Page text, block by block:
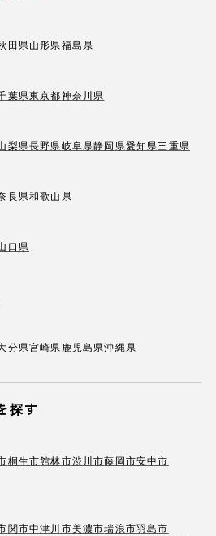
田県山形県福島県
葉県東京都神奈川県
梨県長野県岐阜県静岡県愛知県三重県
良県和歌山県
口県
分県宮崎県 鹿児島県沖縄県
探す
桐生市館林市渋川市藤岡市安中市
関市中津川市美濃市瑞浪市羽島市